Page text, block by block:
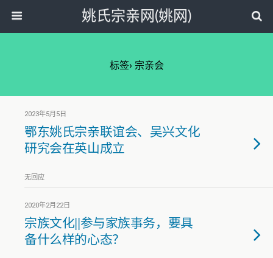
姚氏宗亲网(姚网)
标签› 宗亲会
2023年5月5日
鄂东姚氏宗亲联谊会、吴兴文化
研究会在英山成立
无回应
2020年2月22日
宗族文化||参与家族事务，要具
备什么样的心态？